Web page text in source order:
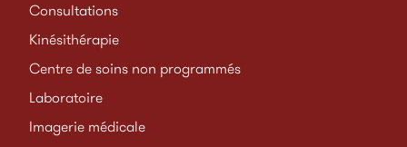
Consultations
Kinésithérapie
Centre de soins non programmés
Laboratoire
Imagerie médicale